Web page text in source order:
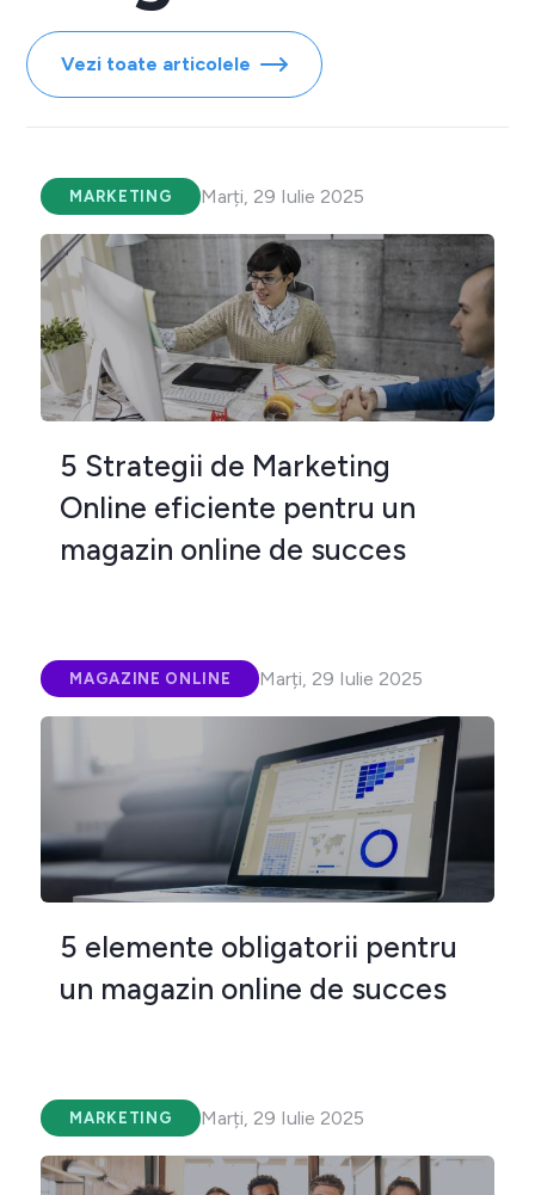
Vezi toate articolele
MARKETING Marți, 29 Iulie 2025
5 Strategii de Marketing
Online eficiente pentru un
magazin online de succes
MAGAZINE ONLINE Marți, 29 Iulie 2025
5 elemente obligatorii pentru
un magazin online de succes
MARKETING Marți, 29 Iulie 2025